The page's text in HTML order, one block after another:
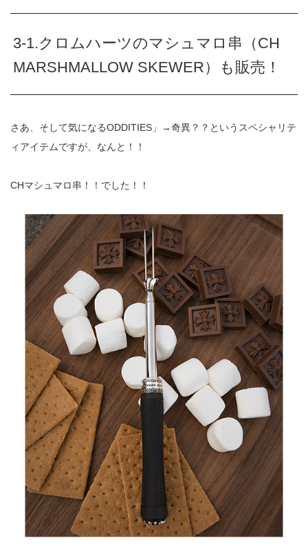
3-1.クロムハーツのマシュマロ串（CH
MARSHMALLOW SKEWER）も販売！
さあ、そして気になるODDITIES」→奇異？？というスペシャリテ
ィアイテムですが、なんと！！
CHマシュマロ串！！でした！！